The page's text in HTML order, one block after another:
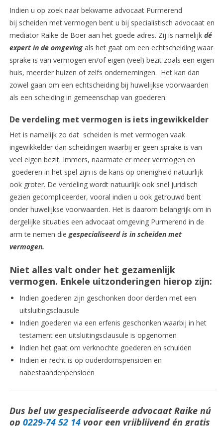
Indien u op zoek naar bekwame advocaat Purmerend
bij scheiden met vermogen bent u bij specialistisch advocaat en
mediator Raike de Boer aan het goede adres. Zij is namelijkdé
expert in de omgevingals het gaat om een echtscheiding waar
sprake is van vermogen en/of eigen (veel) bezit zoals een eigen
huis, meerder huizen of zelfs ondernemingen. Het kan dan
zowel gaan om een echtscheiding bij huwelijkse voorwaarden
als een scheiding in gemeenschap van goederen.
De verdeling met vermogen is iets ingewikkelder
Het is namelijk zo dat scheiden is met vermogen vaak
ingewikkelder dan scheidingen waarbij er geen sprake is van
veel eigen bezit. Immers, naarmate er meer vermogen en
goederen in het spel zijn is de kans op onenigheid natuurlijk
ook groter. De verdeling wordt natuurlijk ook snel juridisch
gezien gecompliceerder, vooral indien u ook getrouwd bent
onder huwelijkse voorwaarden. Het is daarom belangrijk om in
dergelijke situaties een advocaat omgeving Purmerend in de
arm te nemen die gespecialiseerd is in scheiden met
vermogen.
Niet alles valt onder het gezamenlijk
vermogen. Enkele uitzonderingen hierop zijn:
Indien goederen zijn geschonken door derden met een
uitsluitingsclausule
Indien goederen via een erfenis geschonken waarbij in het
testament een uitsluitingsclausule is opgenomen
Indien het gaat om verknochte goederen en schulden
Indien er recht is op ouderdomspensioen en
nabestaandenpensioen
Dus bel uw gespecialiseerde advocaat Raike nú
op 0229-74 52 14 voor een vrijblijvend én gratis